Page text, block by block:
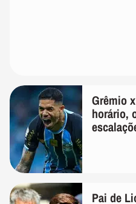
Grêmio
horário,
Pai de